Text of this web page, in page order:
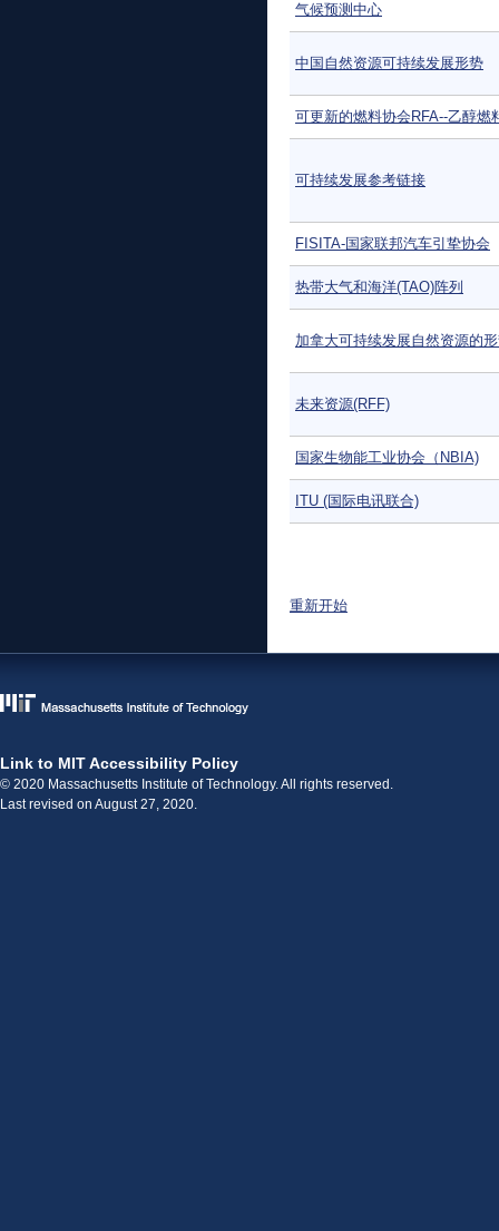
气候预测中心
中国自然资源可持续发展形势
可更新的燃料协会RFA--乙醇燃
可持续发展参考链接
FISITA-国家联邦汽车引挚协会
热带大气和海洋(TAO)阵列
加拿大可持续发展自然资源的
未来资源(RFF)
国家生物能工业协会（NBIA)
ITU (国际电讯联合)
重新开始
Link to MIT Accessibility Policy
© 2020 Massachusetts Institute of Technology. All rights reserved.
Last revised on August 27, 2020.